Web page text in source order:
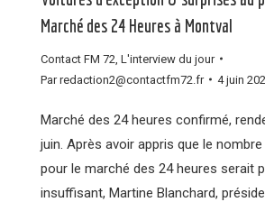
Marché des 24 Heures à Montval
Contact FM 72 L'interview du jour
Parredaction2@contactfm72.fr 4 juin
Marché des 24 heures confirmé,
juin. Après avoir appris que le nombre
pour le marché des 24 heures serait
insuffisant, Martine Blanchard,